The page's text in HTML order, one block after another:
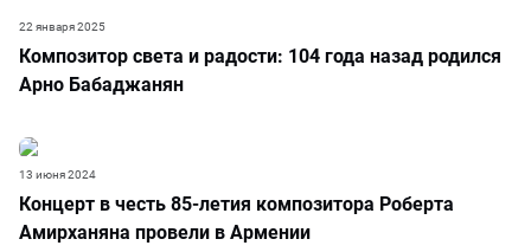
Композитор света и радости: 104 года назад родился
Арно Бабаджанян
22 января 2025
Концерт в честь 85-летия композитора Роберта
Амирханяна провели в Армении
13 июня 2024